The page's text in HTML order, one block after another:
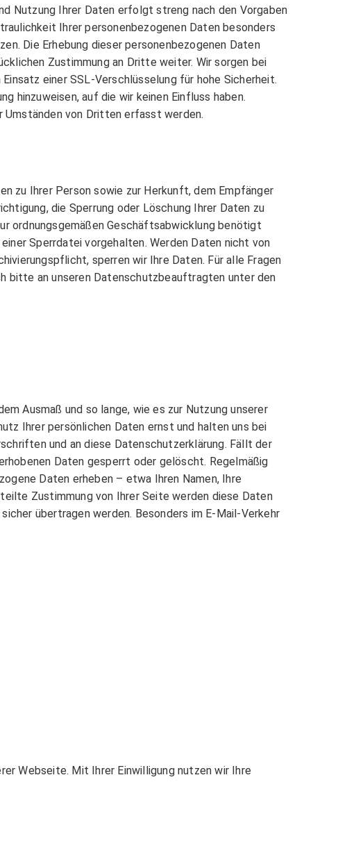
All-in-one-Drucker!
Nutzung Ihrer Daten erfolgt streng nach den Vorgaben
Ihrer personenbezogenen Daten besonders
Die Erhebung dieser personenbezogenen Daten
Zustimmung an Dritte weiter. Wir sorgen bei
einer SSL-Verschlüsselung für hohe Sicherheit.
hinzuweisen, auf die wir keinen Einfluss haben.
Umständen von Dritten erfasst werden.
zu Ihrer Person sowie zur Herkunft, dem Empfänger
die Sperrung oder Löschung Ihrer Daten zu
ordnungsgemäßen Geschäftsabwicklung benötigt
Sperrdatei vorgehalten. Werden Daten nicht von
sperren wir Ihre Daten. Für alle Fragen
bitte an unseren Datenschutzbeauftragten unter den
Ausmaß und so lange, wie es zur Nutzung unserer
Ihrer persönlichen Daten ernst und halten uns bei
und an diese Datenschutzerklärung. Fällt der
Daten gesperrt oder gelöscht. Regelmäßig
Daten erheben – etwa Ihren Namen, Ihre
Zustimmung von Ihrer Seite werden diese Daten
übertragen werden. Besonders im E-Mail-Verkehr
Webseite. Mit Ihrer Einwilligung nutzen wir Ihre